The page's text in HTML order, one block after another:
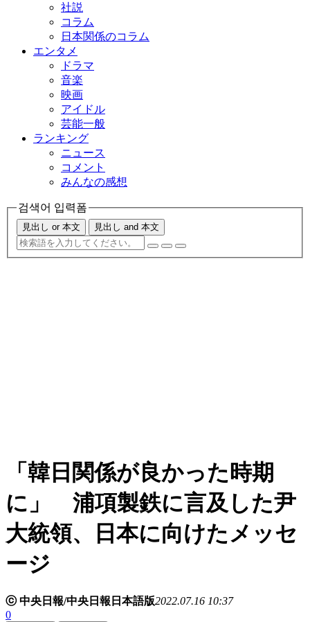
社説
コラム
日本関係のコラム
エンタメ
ドラマ
音楽
映画
アイドル
芸能一般
ランキング
ニュース
コメント
みんなの感想
검색어 입력폼
見出し or 本文 見出し and 本文
「韓日関係が良かった時期
に」 浦項製鉄に言及した尹
大統領、日本に向けたメッセ
ージ
ⓒ 中央日報/中央日報日本語版2022.07.16 10:37
0